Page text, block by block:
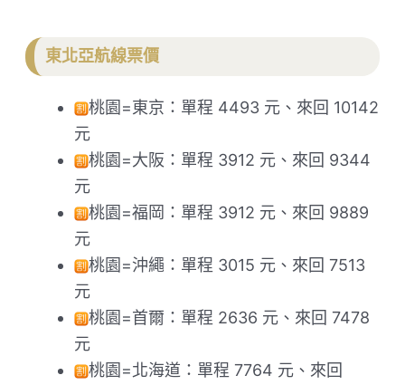
東北亞航線票價
桃園=東京：單程 4493 元、來回 10142
元
桃園=大阪：單程 3912 元、來回 9344
元
桃園=福岡：單程 3912 元、來回 9889
元
桃園=沖繩：單程 3015 元、來回 7513
元
桃園=首爾：單程 2636 元、來回 7478
元
桃園=北海道：單程 7764 元、來回